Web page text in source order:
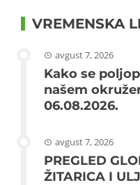
VREMENSKA
avgust 7, 2026
Kako se
našem
06.08.2026.
avgust 7, 2026
PREGLED
ŽITARICA I